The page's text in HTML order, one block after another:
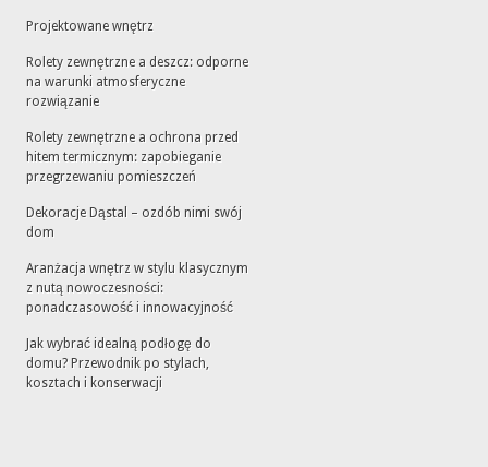
Projektowane wnętrz
Rolety zewnętrzne a deszcz: odporne
na warunki atmosferyczne
rozwiązanie
Rolety zewnętrzne a ochrona przed
hitem termicznym: zapobieganie
przegrzewaniu pomieszczeń
Dekoracje Dąstal – ozdób nimi swój
dom
Aranżacja wnętrz w stylu klasycznym
z nutą nowoczesności:
ponadczasowość i innowacyjność
Jak wybrać idealną podłogę do
domu? Przewodnik po stylach,
kosztach i konserwacji